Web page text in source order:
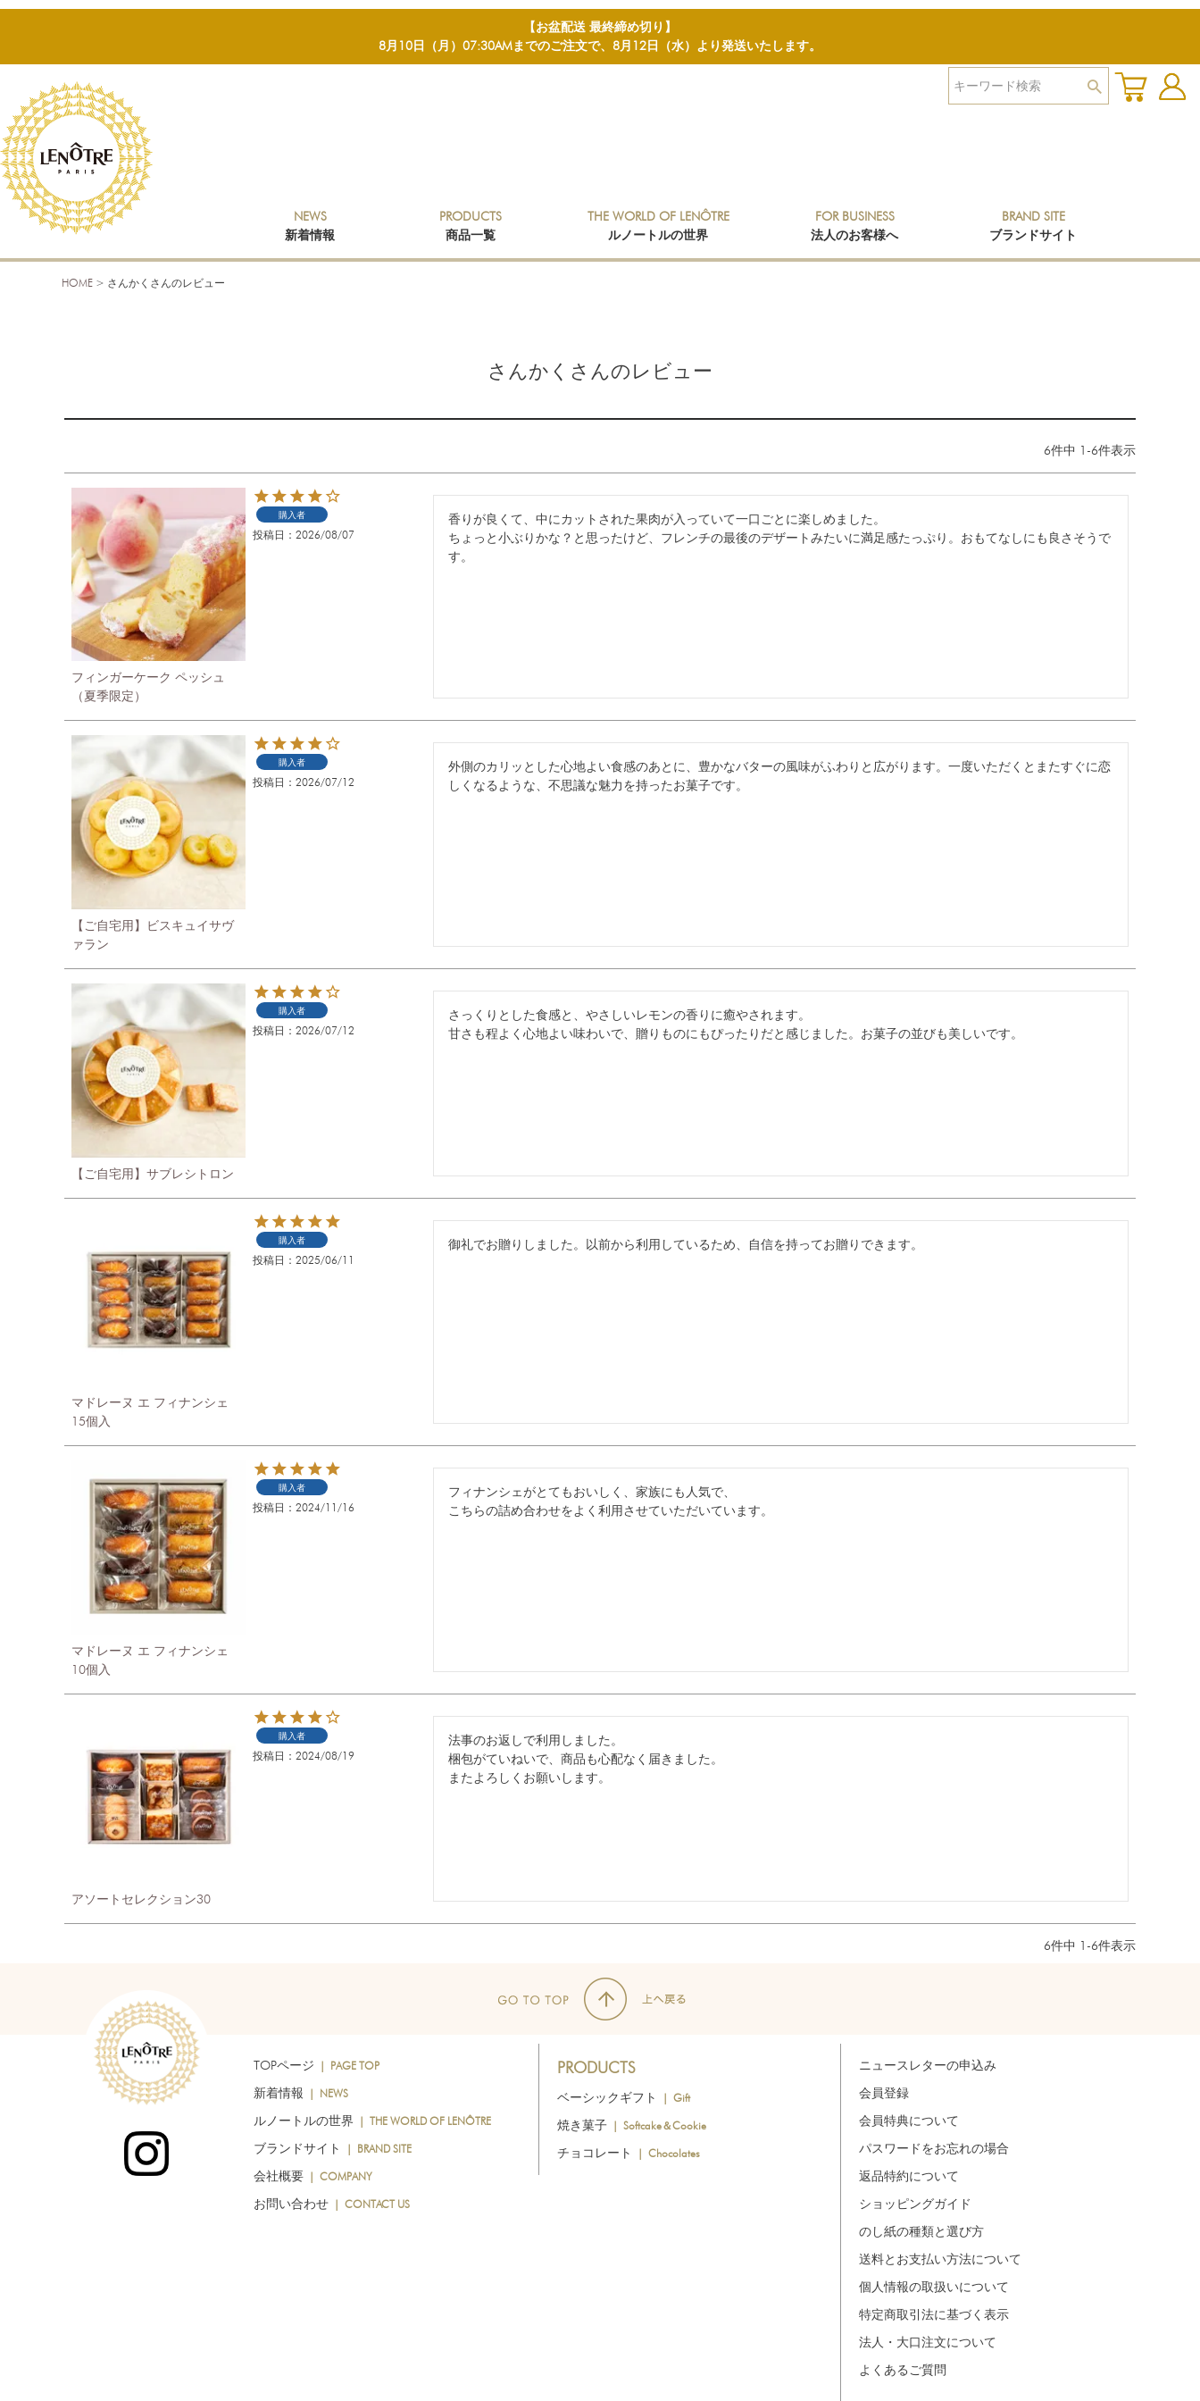
【お盆配送 最終締め切り】
8月10日（月）07:30AMまでのご注文で、8月12日（水）より発送いたします。
NEWS
新着情報
PRODUCTS
商品一覧
THE WORLD OF LENÔTRE
ルノートルの世界
FOR BUSINESS
法人のお客様へ
BRAND SITE
ブランドサイト
HOME さんかくさんのレビュー
さんかくさんのレビュー
6件中 1 -6件表示
フィンガーケーク ペッシュ
（夏季限定）
購入者
投稿日 2026/08/07
香りが良くて、中にカットされた果肉が入っていて一口ごとに楽しめました。
ちょっと小ぶりかな？と思ったけど、フレンチの最後のデザートみたいに満足感たっぷり。おもてなしにも良さそうで
す。
【ご自宅用】ビスキュイサヴ
ァラン
購入者
投稿日 2026/07/12
外側のカリッとした心地よい食感のあとに、豊かなバターの風味がふわりと広がります。一度いただくとまたすぐに恋
しくなるような、不思議な魅力を持ったお菓子です。
【ご自宅用】サブレシトロン
購入者
投稿日 2026/07/12
さっくりとした食感と、やさしいレモンの香りに癒やされます。
甘さも程よく心地よい味わいで、贈りものにもぴったりだと感じました。お菓子の並びも美しいです。
マドレーヌ エ フィナンシェ
15個入
購入者
投稿日 2025/06/11
御礼でお贈りしました。以前から利用しているため、自信を持ってお贈りできます。
マドレーヌ エ フィナンシェ
10個入
購入者
投稿日 2024/11/16
フィナンシェがとてもおいしく、家族にも人気で、
こちらの詰め合わせをよく利用させていただいています。
アソートセレクション30
購入者
投稿日 2024/08/19
法事のお返しで利用しました。
梱包がていねいで、商品も心配なく届きました。
またよろしくお願いします。
6件中 1 -6件表示
TOPページ ｜ PAGE TOP
新着情報 ｜ NEWS
ルノートルの世界 ｜ THE WORLD OF LENÔTRE
ブランドサイト ｜ BRAND SITE
会社概要 ｜ COMPANY
お問い合わせ ｜ CONTACT US
PRODUCTS
ベーシックギフト ｜ Gift
焼き菓子｜ Softcake＆Cookie
チョコレート ｜ Chocolates
ニュースレターの申込み
会員登録
会員特典について
パスワードをお忘れの場合
返品特約について
ショッピングガイド
のし紙の種類と選び方
送料とお支払い方法について
個人情報の取扱いについて
特定商取引法に基づく表示
法人・大口注文について
よくあるご質問